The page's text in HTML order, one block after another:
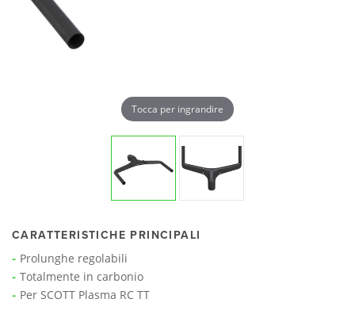
Tocca per ingrandire
CARATTERISTICHE PRINCIPALI
Prolunghe regolabili
Totalmente in carbonio
Per SCOTT Plasma RC TT